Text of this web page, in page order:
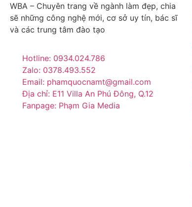
WBA – Chuyên trang về ngành làm đẹp, chia
sẽ những công nghệ mới, cơ sở uy tín, bác sĩ
và các trung tâm đào tạo
Hotline: 0934.024.786
Zalo: 0378.493.552
Email: phamquocnamt@gmail.com
Địa chỉ: E11 Villa An Phú Đông, Q.12
Fanpage: Phạm Gia Media